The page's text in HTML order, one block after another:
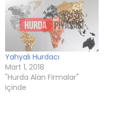
Yahyalı Hurdacı
Mart 1, 2018
"Hurda Alan Firmalar"
içinde